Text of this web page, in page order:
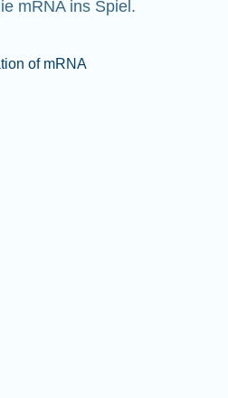
mRNA ins Spiel.